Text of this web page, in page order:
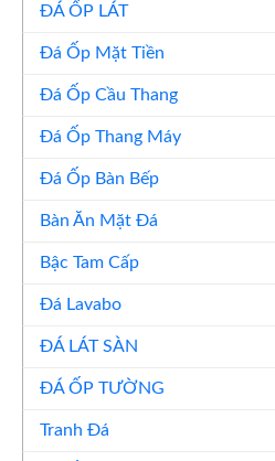
ĐÁ ỐP LÁT
Đá Ốp Mặt Tiền
Đá Ốp Cầu Thang
Đá Ốp Thang Máy
Đá Ốp Bàn Bếp
Bàn Ăn Mặt Đá
Bậc Tam Cấp
Đá Lavabo
ĐÁ LÁT SÀN
ĐÁ ỐP TƯỜNG
Tranh Đá